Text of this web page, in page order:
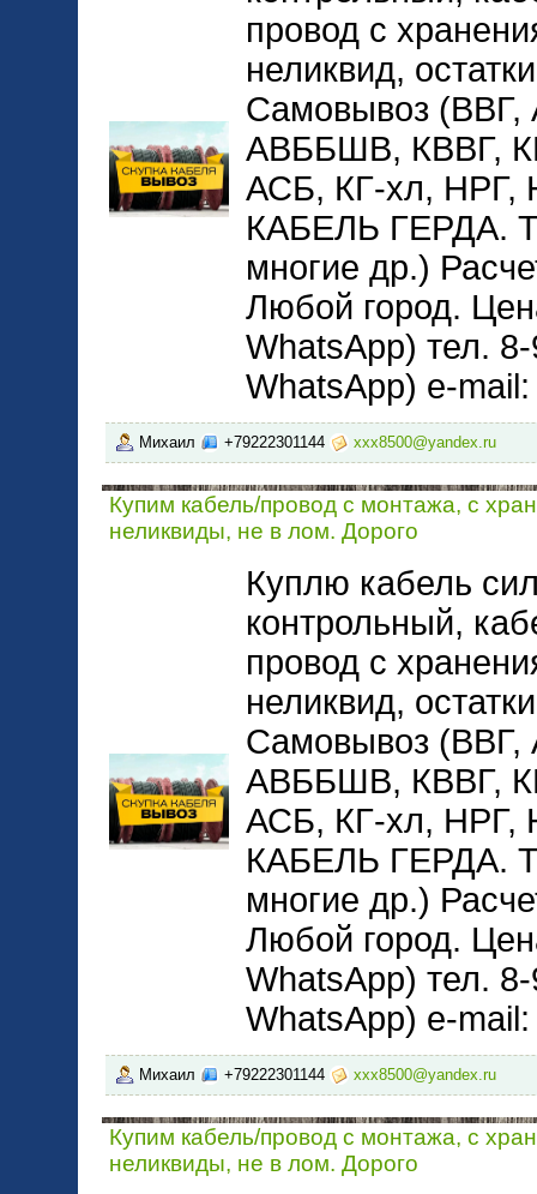
провод с
неликвид,
Самовывоз
АВББШВ, КВВГ,
АСБ, КГ-хл,
КАБЕЛЬ ГЕРДА.
многие др.)
Любой город.
WhatsApp) тел.
WhatsApp) e-
Михаил +79222301144 xxx8500@yandex.ru
Купим кабель/провод с монтажа, с
неликвиды, не в лом. Дорого
Куплю кабель
контрольный,
провод с
неликвид,
Самовывоз
АВББШВ, КВВГ,
АСБ, КГ-хл,
КАБЕЛЬ ГЕРДА.
многие др.)
Любой город.
WhatsApp) тел.
WhatsApp) e-
Михаил +79222301144 xxx8500@yandex.ru
Купим кабель/провод с монтажа, с
неликвиды, не в лом. Дорого